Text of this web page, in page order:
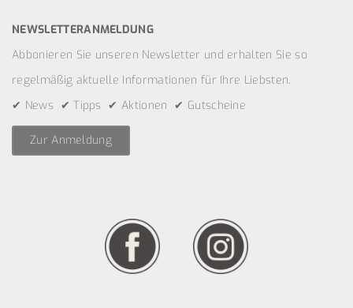
NEWSLETTERANMELDUNG
Abbonieren Sie unseren Newsletter und erhalten Sie so
regelmäßig aktuelle Informationen für Ihre Liebsten.
✔ News ✔ Tipps ✔ Aktionen ✔ Gutscheine
Zur Anmeldung